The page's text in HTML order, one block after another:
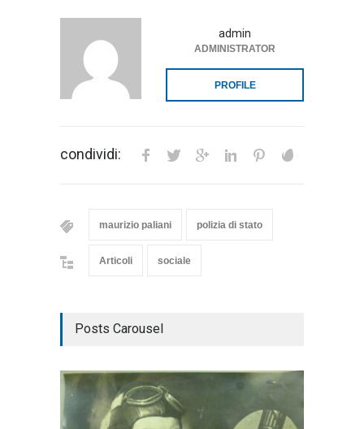
admin
ADMINISTRATOR
PROFILE
condividi:
maurizio paliani polizia di stato
Articoli sociale
Posts Carousel